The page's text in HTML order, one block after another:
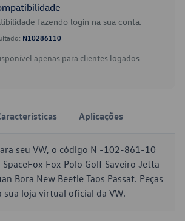
fazendo login na sua conta.
N10286110
apenas para clientes logados.
Aplicações
seu VW, o código N -102-861-10
Fox Polo Golf Saveiro Jetta
Bora New Beetle Taos Passat. Peças
sua loja virtual oficial da VW.